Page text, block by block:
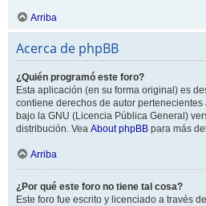
Arriba
Acerca de phpBB
¿Quién programó este foro?
Esta aplicación (en su forma original) es
contiene derechos de autor pertenecientes
bajo la GNU (Licencia Pública General)
distribución. Vea About phpBB para más
Arriba
¿Por qué este foro no tiene tal cosa?
Este foro fue escrito y licenciado a través